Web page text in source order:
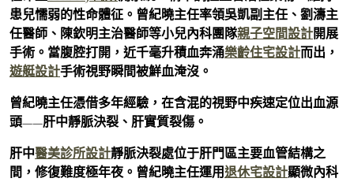
患兒懦弱的性命體征。曾紀曉主任率領吳凱副主任、劉濤主
任醫師、陳欽明主治醫師等小兒內科團隊親子空間設計開展
手術。當腹腔打開，近千毫升積血奔涌樂齡住宅設計而出，
遊艇設計手術視野瞬間被鮮血淹沒。
曾紀曉主任憑借多年經驗，在含混的視野中疾速定位出血源
頭——肝中靜脈決裂、肝實質裂傷。
肝中醫美診所設計靜脈決裂處位于肝門區主要血管結構之
間，修復難度極年夜。曾紀曉主任運用退休宅設計顯微內科